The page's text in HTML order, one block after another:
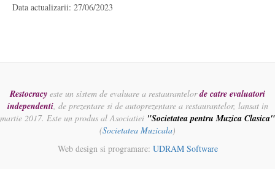
Data actualizarii: 27/06/2023
Restocracy este un sistem de evaluare a restaurantelorde catre evaluatori
independenti, de prezentare si de autoprezentare a restaurantelor, lansat in
martie 2017. Este un produs al Asociatiei "Societatea pentru Muzica Clasica"
(Societatea Muzicala)
Web design si programare: UDRAM Software